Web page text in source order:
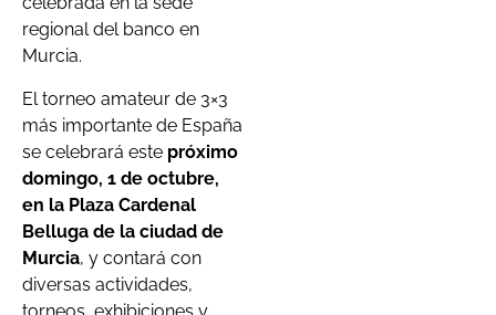
regional del banco en
Murcia.
El torneo amateur de 3×3
más importante de España
se celebrará este próximo
domingo, 1 de octubre,
en la Plaza Cardenal
Belluga de la ciudad de
Murcia, y contará con
diversas actividades,